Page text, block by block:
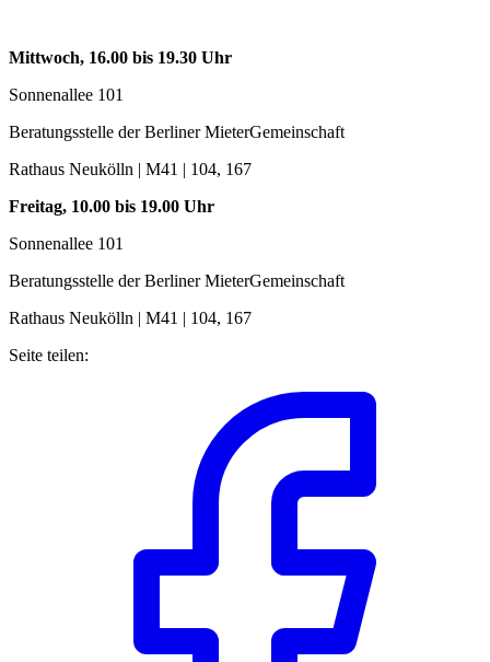
Mittwoch, 16.00 bis 19.30 Uhr
Sonnenallee 101
Beratungsstelle der Berliner MieterGemeinschaft
Rathaus Neukölln | M41 | 104, 167
Freitag, 10.00 bis 19.00 Uhr
Sonnenallee 101
Beratungsstelle der Berliner MieterGemeinschaft
Rathaus Neukölln | M41 | 104, 167
Seite teilen: